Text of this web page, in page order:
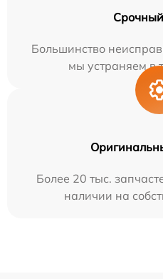
Большинство
мы устраняем в
Более 20 тыс.
наличии на